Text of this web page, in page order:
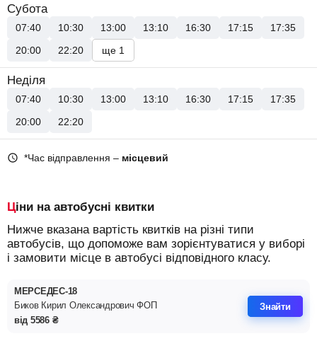
Субота
07:40 10:30 13:00 13:10 16:30 17:15
17:35
20:00
22:20 ще 1
Неділя
07:40 10:30 13:00 13:10 16:30 17:15
17:35
20:00
22:20
*Час відправлення – місцевий
Ціни на автобусні квитки
Нижче вказана вартість квитків на різні типи
автобусів, що допоможе вам зорієнтуватися у виборі
і замовити місце в автобусі відповідного класу.
МЕРСЕДЕС-18
Биков Кирил Олександрович ФОП
від 5586 ₴
Знайти